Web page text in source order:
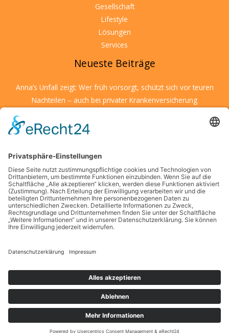
Gesellschaft
Lifestyle
Lösungen
Services
Neueste Beiträge
Anna’s Unfall zeigt: Wer früh vorsorgt, schützt sich vor teuren
Nachteilen – auch bei privater Krankenversicherung
Entscheidungsfähigkeit unter fremden Bedingungen
– was Eltern jetzt wissen sollten
Die Suche nach finanzieller Unabhängigkeit in modernen
Großstädten
Schlagwörter
Copyright © 2026 Gesellschaftsfragen
Datenschutz
Impressum